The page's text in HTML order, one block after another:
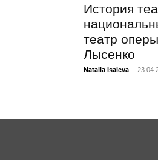
История
театр
Лысенко
Natalia Isaieva -